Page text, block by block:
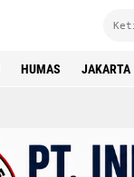
HUMAS JAKARTA